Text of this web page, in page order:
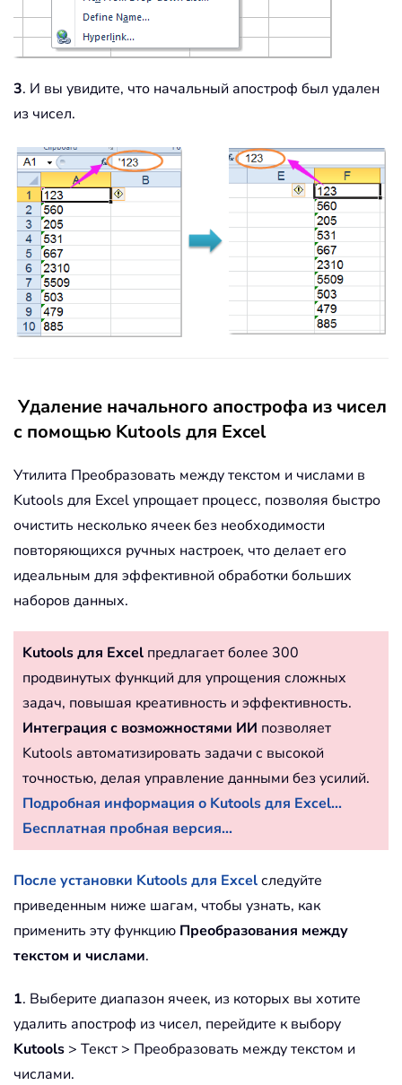
3. И вы увидите, что начальный апостроф был удален
из чисел.
Удаление начального апострофа из чисел
с помощью Kutools для Excel
Утилита Преобразовать между текстом и числами в
Kutools для Excel упрощает процесс, позволяя быстро
очистить несколько ячеек без необходимости
повторяющихся ручных настроек, что делает его
идеальным для эффективной обработки больших
наборов данных.
Kutools для Excel предлагает более 300
продвинутых функций для упрощения сложных
задач, повышая креативность и эффективность.
Интеграция с возможностями ИИ позволяет
Kutools автоматизировать задачи с высокой
точностью, делая управление данными без усилий.
Подробная информация о Kutools для Excel...
Бесплатная пробная версия...
После установки Kutools для Excelследуйте
приведенным ниже шагам, чтобы узнать, как
применить эту функцию Преобразования между
текстом и числами.
1. Выберите диапазон ячеек, из которых вы хотите
удалить апостроф из чисел, перейдите к выбору
Kutools > Текст > Преобразовать между текстом и
числами.